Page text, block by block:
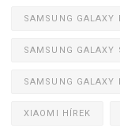
SAMSUNG GALAXY
SAMSUNG GALAXY
SAMSUNG GALAXY
XIAOMI HÍREK